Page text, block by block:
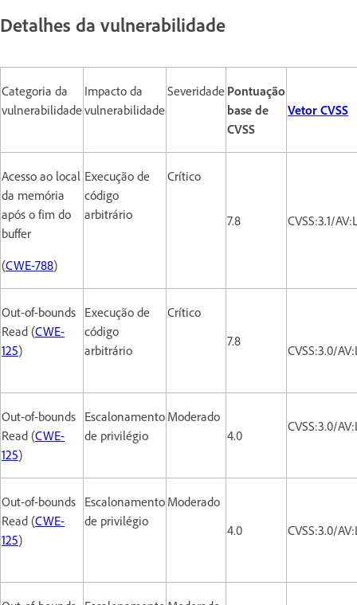
Detalhes da vulnerabilidade
Categoria da
vulnerabilidade
Impacto da
vulnerabilidade
Severidade Pontuação
base de
CVSS
Vetor CVSS
Acesso ao local
da memória
após o fim do
buffer
(CWE-788)
Execução de
código
arbitrário
Crítico
7.8 CVSS:3.1/
Out-of-bounds
Read (CWE-
125)
Execução de
código
arbitrário
Crítico
7.8
CVSS:3.0/
Out-of-bounds
Read (CWE-
125)
Escalonamento
de privilégio
Moderado
4.0
CVSS:3.0/
Out-of-bounds
Read (CWE-
125)
Escalonamento
de privilégio
Moderado
4.0
CVSS:3.0/